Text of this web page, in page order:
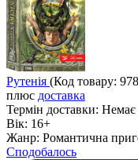
Рутенія (Код товару:
плюс доставка
Термін доставки: Немає
Вік: 16+
Жанр: Романтична
Сподобалось